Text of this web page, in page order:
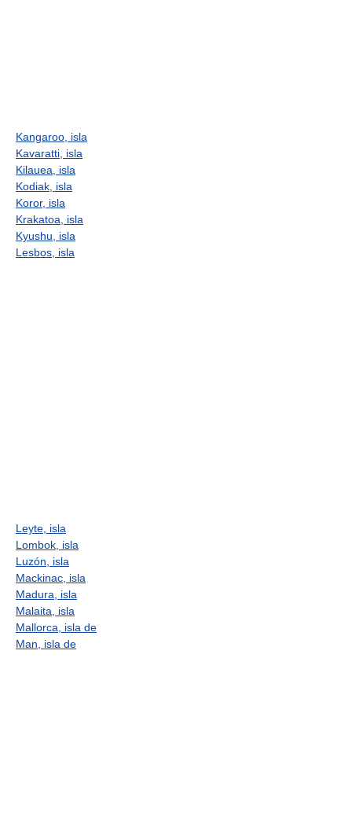
Kangaroo, isla
Kavaratti, isla
Kilauea, isla
Kodiak, isla
Koror, isla
Krakatoa, isla
Kyushu, isla
Lesbos, isla
Leyte, isla
Lombok, isla
Luzón, isla
Mackinac, isla
Madura, isla
Malaita, isla
Mallorca, isla de
Man, isla de